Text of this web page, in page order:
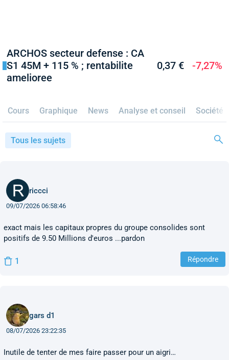
ARCHOS secteur defense : CA
S1 45M + 115 % ; rentabilite
amelioree
0,37 € -7,27%
Cours Graphique News Analyse et conseil Société
Tous les sujets
riccci
09/07/2026 06:58:46
exact mais les capitaux propres du groupe consolides sont
positifs de 9.50 Millions d'euros ...pardon
1 Répondre
gars d1
08/07/2026 23:22:35
Inutile de tenter de mes faire passer pour un aigri…